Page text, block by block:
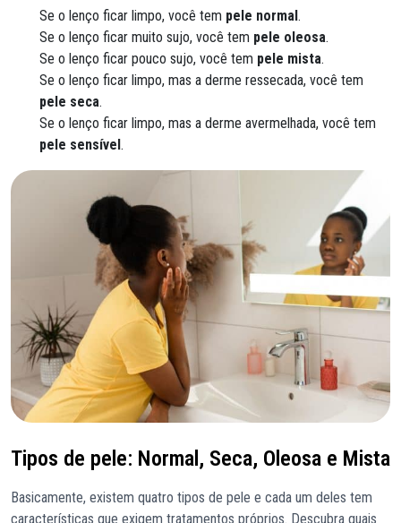
Se o lenço ficar limpo, você tem pele normal.
Se o lenço ficar muito sujo, você tem pele oleosa.
Se o lenço ficar pouco sujo, você tem pele mista.
Se o lenço ficar limpo, mas a derme ressecada, você tem
pele seca.
Se o lenço ficar limpo, mas a derme avermelhada, você tem
pele sensível.
Tipos de pele: Normal, Seca, Oleosa e Mista
Basicamente, existem quatro tipos de pele e cada um deles tem
características que exigem tratamentos próprios. Descubra quais